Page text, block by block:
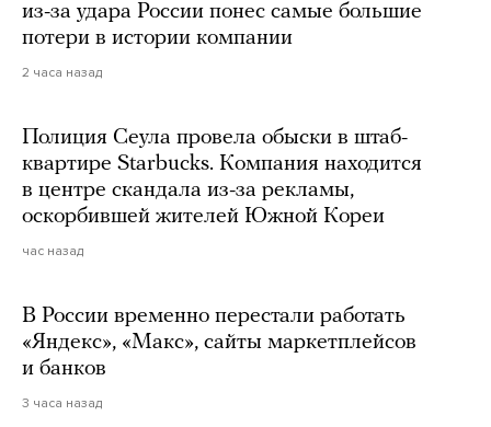
из-за удара России понес самые большие
потери в истории компании
2 часа назад
Полиция Сеула провела обыски в штаб-
квартире Starbucks. Компания находится
в центре скандала из-за рекламы,
оскорбившей жителей Южной Кореи
час назад
В России временно перестали работать
«Яндекс», «Макс», сайты маркетплейсов
и банков
3 часа назад